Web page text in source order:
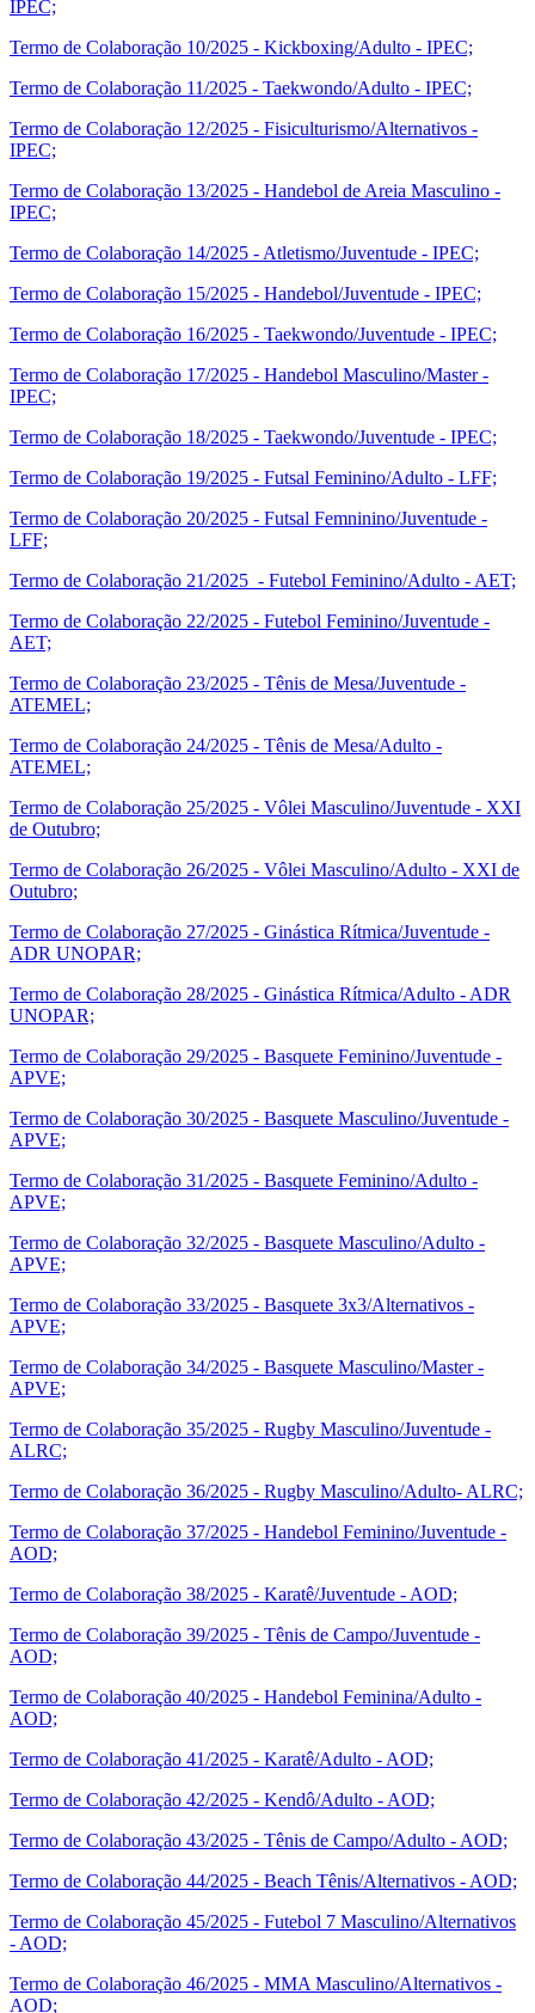
IPEC;
Termo de Colaboração 10/2025 - Kickboxing/Adulto - IPEC;
Termo de Colaboração 11/2025 - Taekwondo/Adulto - IPEC;
Termo de Colaboração 12/2025 - Fisiculturismo/Alternativos -
IPEC;
Termo de Colaboração 13/2025 - Handebol de Areia Masculino -
IPEC;
Termo de Colaboração 14/2025 - Atletismo/Juventude - IPEC;
Termo de Colaboração 15/2025 - Handebol/Juventude - IPEC;
Termo de Colaboração 16/2025 - Taekwondo/Juventude - IPEC;
Termo de Colaboração 17/2025 - Handebol Masculino/Master -
IPEC;
Termo de Colaboração 18/2025 - Taekwondo/Juventude - IPEC;
Termo de Colaboração 19/2025 - Futsal Feminino/Adulto - LFF;
Termo de Colaboração 20/2025 - Futsal Femninino/Juventude -
LFF;
Termo de Colaboração 21/2025 - Futebol Feminino/Adulto - AET;
Termo de Colaboração 22/2025 - Futebol Feminino/Juventude -
AET;
Termo de Colaboração 23/2025 - Tênis de Mesa/Juventude -
ATEMEL;
Termo de Colaboração 24/2025 - Tênis de Mesa/Adulto -
ATEMEL;
Termo de Colaboração 25/2025 - Vôlei Masculino/Juventude - XXI
de Outubro;
Termo de Colaboração 26/2025 - Vôlei Masculino/Adulto - XXI de
Outubro;
Termo de Colaboração 27/2025 - Ginástica Rítmica/Juventude -
ADR UNOPAR;
Termo de Colaboração 28/2025 - Ginástica Rítmica/Adulto - ADR
UNOPAR;
Termo de Colaboração 29/2025 - Basquete Feminino/Juventude -
APVE;
Termo de Colaboração 30/2025 - Basquete Masculino/Juventude -
APVE;
Termo de Colaboração 31/2025 - Basquete Feminino/Adulto -
APVE;
Termo de Colaboração 32/2025 - Basquete Masculino/Adulto -
APVE;
Termo de Colaboração 33/2025 - Basquete 3x3/Alternativos -
APVE;
Termo de Colaboração 34/2025 - Basquete Masculino/Master -
APVE;
Termo de Colaboração 35/2025 - Rugby Masculino/Juventude -
ALRC;
Termo de Colaboração 36/2025 - Rugby Masculino/Adulto- ALRC;
Termo de Colaboração 37/2025 - Handebol Feminino/Juventude -
AOD;
Termo de Colaboração 38/2025 - Karatê/Juventude - AOD;
Termo de Colaboração 39/2025 - Tênis de Campo/Juventude -
AOD;
Termo de Colaboração 40/2025 - Handebol Feminina/Adulto -
AOD;
Termo de Colaboração 41/2025 - Karatê/Adulto - AOD;
Termo de Colaboração 42/2025 - Kendô/Adulto - AOD;
Termo de Colaboração 43/2025 - Tênis de Campo/Adulto - AOD;
Termo de Colaboração 44/2025 - Beach Tênis/Alternativos - AOD;
Termo de Colaboração 45/2025 - Futebol 7 Masculino/Alternativos
- AOD;
Termo de Colaboração 46/2025 - MMA Masculino/Alternativos -
AOD;